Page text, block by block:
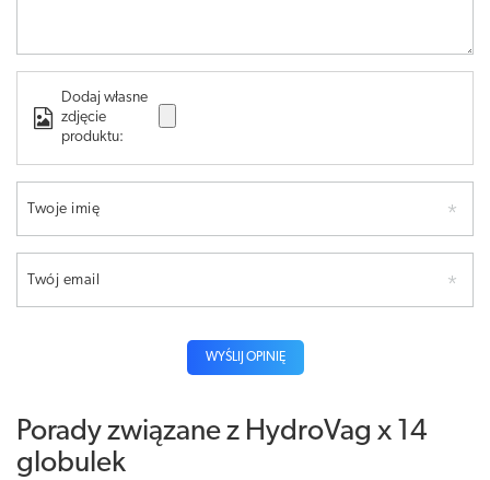
Dodaj własne
zdjęcie
produktu:
Twoje imię
Twój email
WYŚLIJ OPINIĘ
Porady związane z HydroVag x 14
globulek